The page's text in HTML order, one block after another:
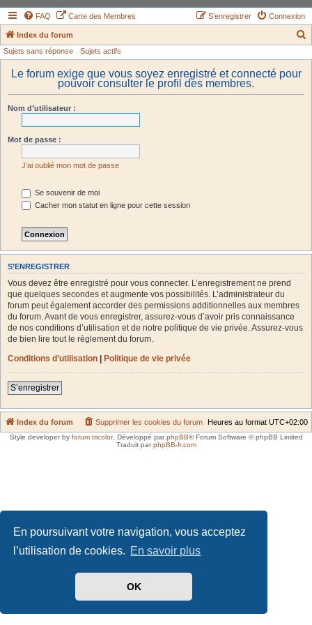
En poursuivant votre navigation, vous acceptez
l’utilisation de cookies. En savoir plus
OK
FAQ Carte des Membres Connexion
S’enregistrer
Index du forum
Sujets sans réponse Sujets actifs
Le forum exige que vous soyez enregistré et connecté pour
pouvoir consulter le profil des membres.
Nom d’utilisateur :
Mot de passe :
J’ai oublié mon mot de passe
Se souvenir de moi
Cacher mon statut en ligne pour cette session
S’ENREGISTRER
Vous devez être enregistré pour vous connecter. L’enregistrement ne prend
que quelques secondes et augmente vos possibilités. L’administrateur du
forum peut également accorder des permissions additionnelles aux membres
du forum. Avant de vous enregistrer, assurez-vous d’avoir pris connaissance
de nos conditions d’utilisation et de notre politique de vie privée. Assurez-vous
de bien lire tout le règlement du forum.
Conditions d’utilisation | Politique de vie privée
S’enregistrer
Index du forum Heures au format UTC+02:00
Supprimer les cookies du forum
Style developer by forum tricolor, Développé parphpBB® Forum Software © phpBB Limited
Traduit parphpBB-fr.com